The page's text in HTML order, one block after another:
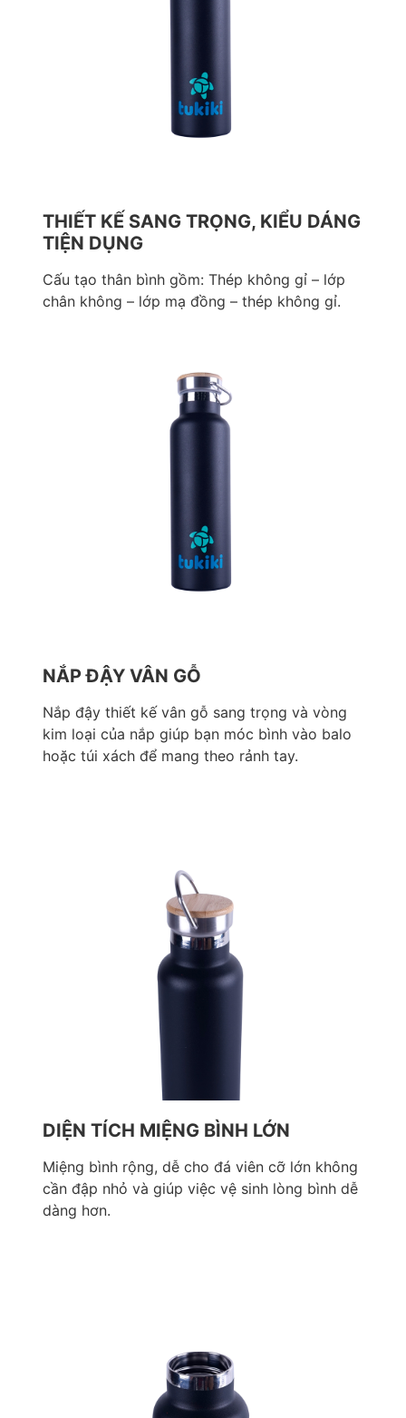
THIẾT KẾ SANG TRỌNG, KIỂU DÁNG
TIỆN DỤNG
Cấu tạo thân bình gồm: Thép không gỉ – lớp
chân không – lớp mạ đồng – thép không gỉ.
NẮP ĐẬY VÂN GỖ
Nắp đậy thiết kế vân gỗ sang trọng và vòng
kim loại của nắp giúp bạn móc bình vào balo
hoặc túi xách để mang theo rảnh tay.
DIỆN TÍCH MIỆNG BÌNH LỚN
Miệng bình rộng, dễ cho đá viên cỡ lớn không
cần đập nhỏ và giúp việc vệ sinh lòng bình dễ
dàng hơn.